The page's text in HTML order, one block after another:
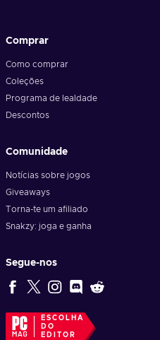
at a time and can only
Once you’ve done that,
for your cryptocurrency
Comprar
Como comprar
Coleções
Programa de lealdade
Descontos
Comunidade
Notícias sobre jogos
Giveaways
Torna-te um afiliado
Snakzy: joga e ganha
Segue-nos
ESCOLHA
DO
EDITOR